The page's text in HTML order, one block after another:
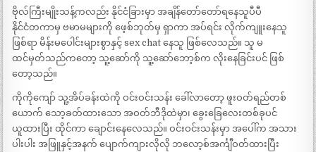
ဗိုလ်ကြီးမျိုးသန့်ကလည်း နိုင်ငံခြားမှာ အချိန်တော်တော်ရနေသူပီပီ
နိုင်ငံတကာမှ ဗမာမများကို ဖေ့စ်ဘုတ်မှ ရှာကာ အပ်ရင်း လိုက်ကျူးနေသူ
ဖြစ်ရာ မိန်းမပေါင်းများစွာနှင့် sex chat နေသူ ဖြစ်လေသည်။ သူ မ
ထင်မှတ်သည်ကတော့ သူ့ဆော်ကို သူ့ဆော်ဘော့စ်က လိုးနေခြင်းပင် ဖြစ်
တော့သည်။
ကိုကိုကျော် သူ့အိပ်ခန်းထဲကို ဝင်းဝင်းသန်း ခေါ်လာတော့ ဖူးဝတ်ရည်တစ်
ယောက် သော့ခတ်ထားသော အဝတ်ဘီဒိုထဲမှာ၊ ခွေးခြေလေးတစ်ခုပင်
ယူထားပြီး ထိုင်ကာ ချောင်းနေလေသည်။ ဝင်းဝင်းသန်းမှာ အပေါ်က အသား
ပါးပါး အဖြူနှင့်အနက် ပျောက်ကျားလိုလို ဘလော့စ်အင်္ကျီဝတ်ထားပြီး